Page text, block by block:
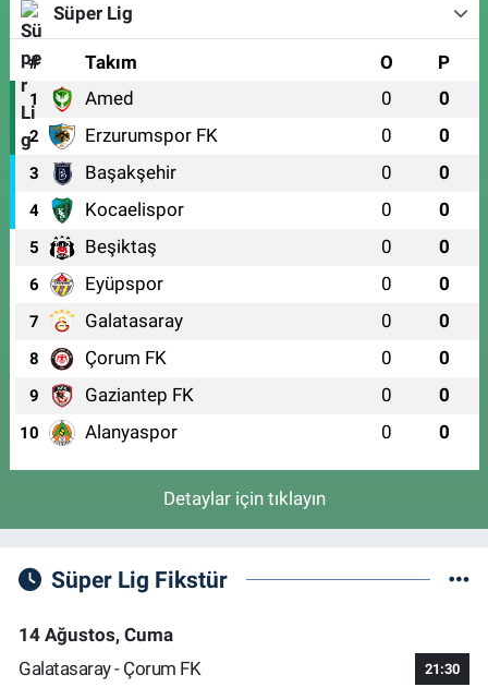
Süper Lig
# Takım O P
1 Amed 0 0
2 Erzurumspor FK 0 0
3 Başakşehir 0 0
4 Kocaelispor 0 0
5 Beşiktaş 0 0
6 Eyüpspor 0 0
7 Galatasaray 0 0
8 Çorum FK 0 0
9 Gaziantep FK 0 0
10 Alanyaspor 0 0
Detaylar için tıklayın
Süper Lig Fikstür
14 Ağustos, Cuma
Galatasaray - Çorum FK
21:30